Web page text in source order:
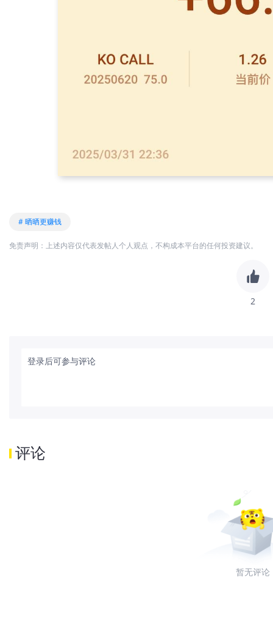
# 晒晒更赚钱
免责声明：上述内容仅代表发帖人个人观点，不构成本平台的任何投资建议。
2
登录后可参与评论
评论
暂无评论